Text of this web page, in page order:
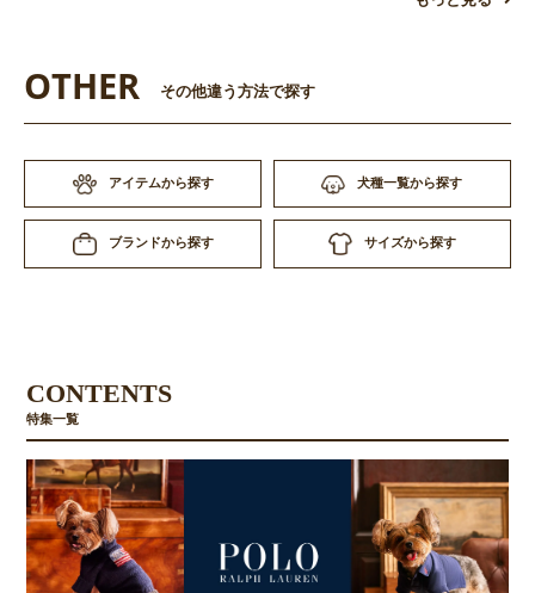
お買い物を続ける カートへ進む
OTHER その他違う方法で探す
アイテムから探す 犬種一覧から探す
ブランドから探す サイズから探す
CONTENTS
特集一覧